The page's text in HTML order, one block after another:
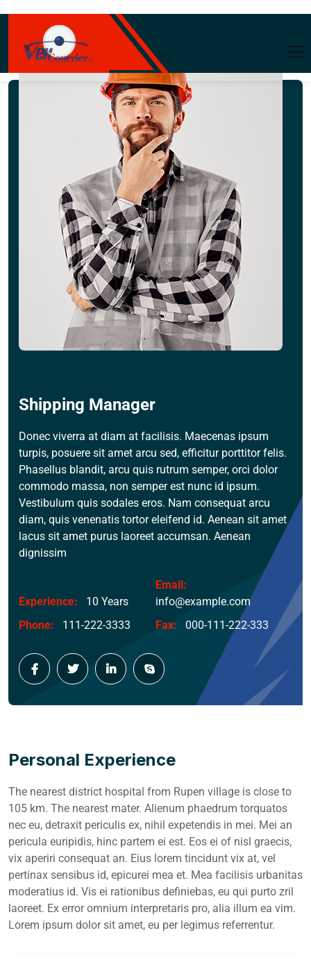
Shipping Manager
Donec viverra at diam at facilisis. Maecenas ipsum
turpis, posuere sit amet arcu sed, efficitur porttitor felis.
Phasellus blandit, arcu quis rutrum semper, orci dolor
commodo massa, non semper est nunc id ipsum.
Vestibulum quis sodales eros. Nam consequat arcu
diam, quis venenatis tortor eleifend id. Aenean sit amet
lacus sit amet purus laoreet accumsan. Aenean
dignissim
Experience: 10 Years
Email:
info@example.com
Phone:
111-222-3333 Fax: 000-111-222-333
Personal Experience
The nearest district hospital from Rupen village is close to
105 km. The nearest mater. Alienum phaedrum torquatos
nec eu, detraxit periculis ex, nihil expetendis in mei. Mei an
pericula euripidis, hinc partem ei est. Eos ei of nisl graecis,
vix aperiri consequat an. Eius lorem tincidunt vix at, vel
pertinax sensibus id, epicurei mea et. Mea facilisis urbanitas
moderatius id. Vis ei rationibus definiebas, eu qui purto zril
laoreet. Ex error omnium interpretaris pro, alia illum ea vim.
Lorem ipsum dolor sit amet, eu per legimus referrentur.